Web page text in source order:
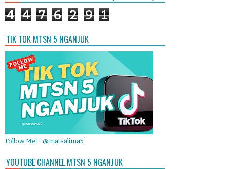
4 4 7 6 2 9 1
TIK TOK MTSN 5 NGANJUK
Follow Me!! @matsalima5
YOUTUBE CHANNEL MTSN 5 NGANJUK